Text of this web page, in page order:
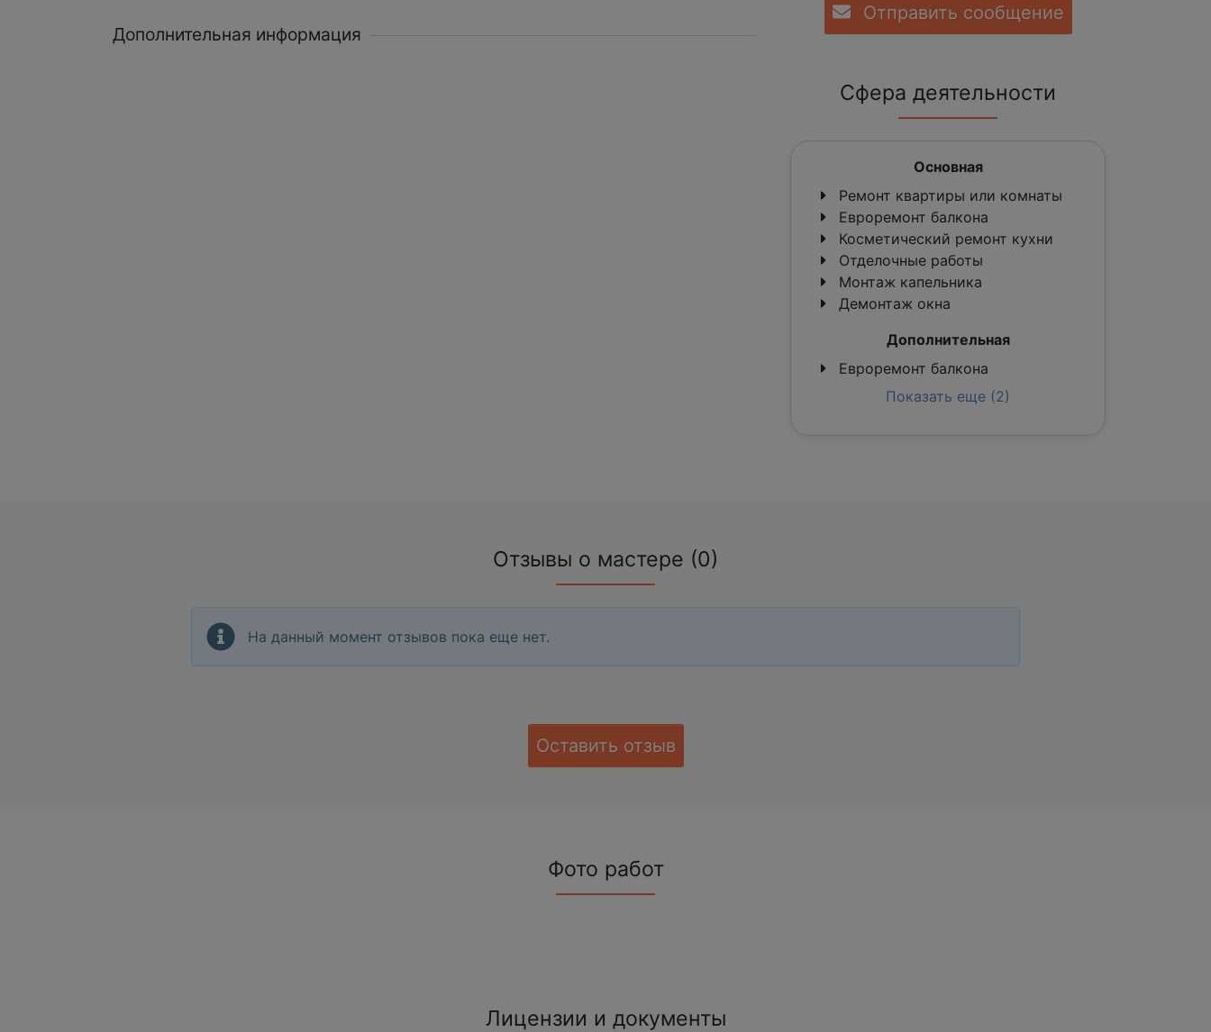
Дополнительная информация
Отправить сообщение
Сфера деятельности
Основная
Ремонт квартиры или комнаты
Евроремонт балкона
Косметический ремонт кухни
Отделочные работы
Монтаж капельника
Демонтаж окна
Дополнительная
Евроремонт балкона
Показать еще (2)
Отзывы о мастере (0)
На данный момент отзывов пока еще нет.
Оставить отзыв
Фото работ
Лицензии и документы